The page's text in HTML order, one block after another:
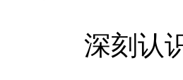
深刻认识